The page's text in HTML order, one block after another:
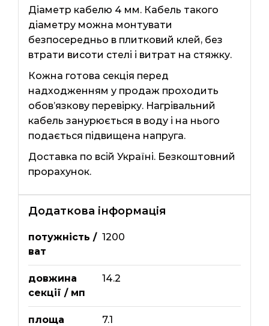
Діаметр кабелю 4 мм. Кабель такого
діаметру можна монтувати
безпосередньо в плитковий клей, без
втрати висоти стелі і витрат на стяжку.
Кожна готова секція перед
надходженням у продаж проходить
обов’язкову перевірку. Нагрівальний
кабель занурюється в воду і на нього
подається підвищена напруга.
Доставка по всій Україні. Безкоштовний
прорахунок.
Додаткова інформація
потужність /
ват
1200
довжина
секції / мп
14.2
площа
7.1